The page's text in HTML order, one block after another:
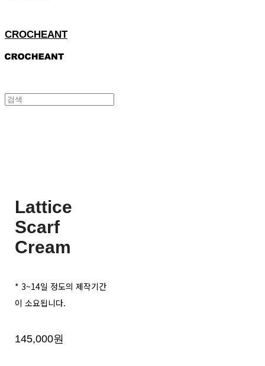
CROCHEANT
Lattice
Scarf
Cream
* 3~14일 정도의 제작기간
이 소요됩니다.
145,000원